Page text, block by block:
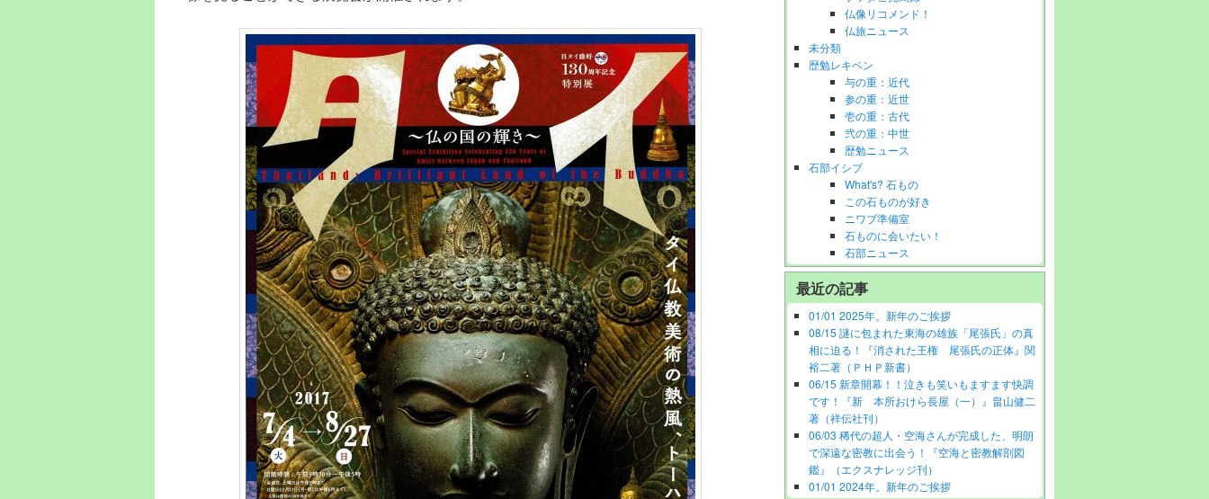
仏像リコメンド！
仏旅ニュース
未分類
歴勉レキベン
与の重：近代
参の重：近世
壱の重：古代
弐の重：中世
歴勉ニュース
石部イシブ
What's? 石もの
この石ものが好き
ニワブ準備室
石ものに会いたい！
石部ニュース
最近の記事
01/01 2025年。新年のご挨拶
08/15 謎に包まれた東海の雄族「尾張氏」の真
相に迫る！『消された王権 尾張氏の正体』関
裕二著（ＰＨＰ新書）
06/15 新章開幕！！泣きも笑いもますます快調
です！『新 本所おけら長屋（一）』畠山健二
著（祥伝社刊）
06/03 稀代の超人・空海さんが完成した、明朗
で深遠な密教に出会う！『空海と密教解剖図
鑑』（エクスナレッジ刊）
01/01 2024年。新年のご挨拶